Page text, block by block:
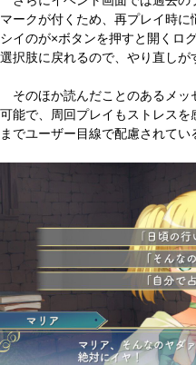
マークが付くため、再プレイ時
シイのが×ボタンを押すと開くロ
選択肢に戻れるので、やり直しが
そのほか読んだことのあるメッ
可能で、周回プレイもストレス
までユーザー目線で配慮されてい